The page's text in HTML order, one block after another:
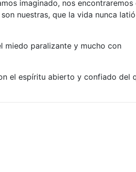
imaginado, nos encontraremos
nuestras, que la vida nunca
miedo paralizante y mucho con
el espíritu abierto y confiado del